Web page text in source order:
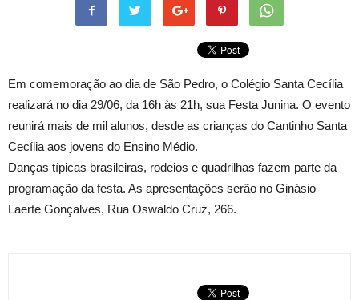
Em comemoração ao dia de São Pedro, o Colégio Santa Cecília
realizará no dia 29/06, da 16h às 21h, sua Festa Junina. O evento
reunirá mais de mil alunos, desde as crianças do Cantinho Santa
Cecília aos jovens do Ensino Médio.
Danças típicas brasileiras, rodeios e quadrilhas fazem parte da
programação da festa. As apresentações serão no Ginásio
Laerte Gonçalves, Rua Oswaldo Cruz, 266.